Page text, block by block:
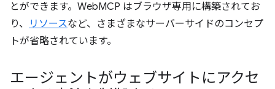
とができます。WebMCP はブラウザ専用に構築されてお
り、
リソースなど、さまざまなサーバーサイドのコンセプ
トが省略されています。
エージェントがウェブサイトにアクセ